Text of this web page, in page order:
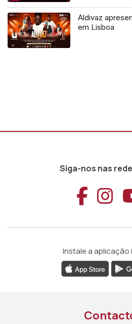
Aldivaz
em Lisboa
Siga-nos nas
Instale a aplicação